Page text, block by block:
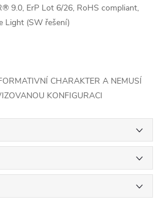
9.0, ErP Lot 6/26, RoHS compliant,
Light (SW řešení)
CHARAKTER A NEMUSÍ
KONFIGURACI